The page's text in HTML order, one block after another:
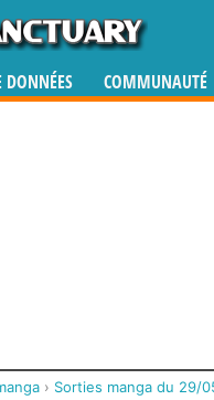
DONNÉES COMMUNAUTÉ
› Sorties manga du 29/